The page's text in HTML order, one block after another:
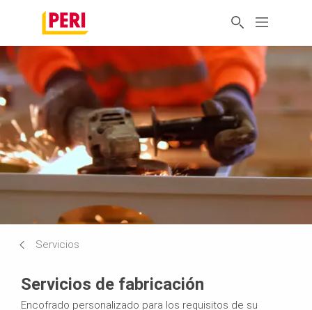
Servicios
Servicios de fabricación
Encofrado personalizado para los requisitos de su